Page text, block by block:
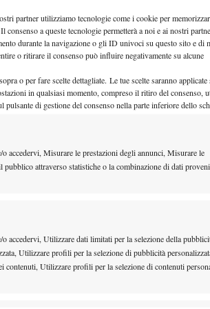
partner utilizziamo tecnologie come i cookie per
a queste tecnologie permetterà a noi e ai nostri
durante la navigazione o gli ID univoci su questo sito e di
o ritirare il consenso può influire negativamente su alcune
o per fare scelte dettagliate. Le tue scelte saranno applicate
in qualsiasi momento, compreso il ritiro del consenso,
di gestione del consenso nella parte inferiore dello
accedervi, Misurare le prestazioni degli annunci, Misurare le
attraverso statistiche o la combinazione di dati
accedervi, Utilizzare dati limitati per la selezione della
Utilizzare profili per la selezione di pubblicità
contenuti, Utilizzare profili per la selezione di contenuti
Darderi per difendere